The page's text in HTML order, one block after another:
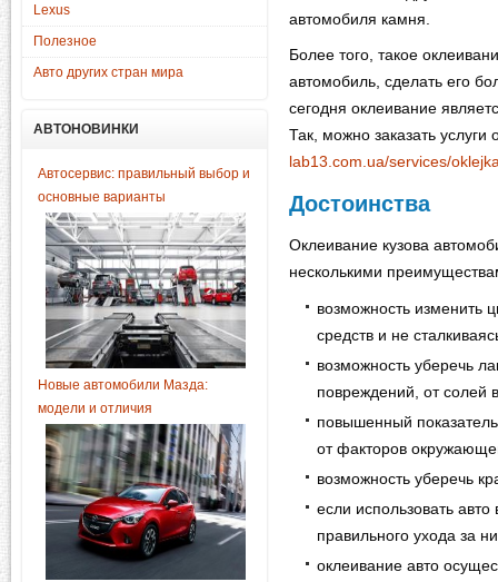
Lexus
Полезное
Авто других стран мира
АВТОНОВИНКИ
Автосервис: правильный выбор и
основные варианты
Новые автомобили Мазда:
модели и отличия
автомобиля камня.
Более того, такое
автомобиль, сделать его
сегодня оклеивание
Так, можно заказать услуги
lab13.com.ua/services/
Достоинства
Оклеивание кузова
несколькими
возможность изменить
средств и не
возможность уберечь
повреждений, от солей
повышенный
от факторов
возможность уберечь
если использовать
правильного ухода за
оклеивание авто